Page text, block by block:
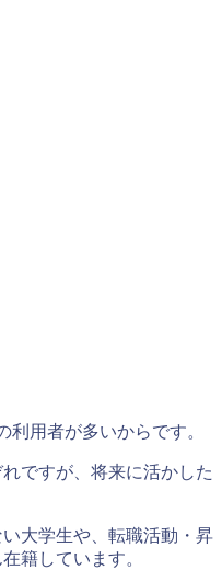
利用者が多いからです。
ですが、将来に活かした
大学生や、転職活動・昇
籍しています。